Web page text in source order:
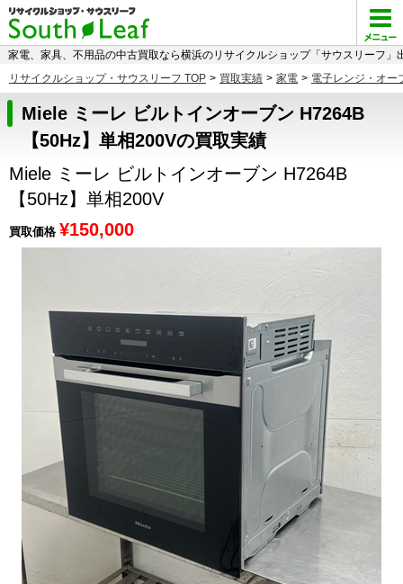
家電、家具、不用品の中古買取なら横浜のリサイクルショップ「サウスリーフ」
リサイクルショップ・サウスリーフ TOP > 買取実績 > 家電 > 電子レンジ・オー
Miele ミーレ ビルトインオーブン H7264B
【50Hz】単相200Vの買取実績
Miele ミーレ ビルトインオーブン H7264B
【50Hz】単相200V
買取価格 ¥150,000